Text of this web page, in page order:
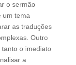
o sermão
um tema
as traduções
Outro
o imediato
a